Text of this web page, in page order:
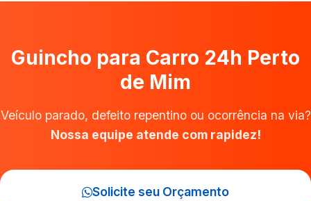
Guincho para Carro 24h Perto
de Mim
Veículo parado, defeito repentino ou ocorrência na via?
Nossa equipe atende com rapidez!
Solicite seu Orçamento